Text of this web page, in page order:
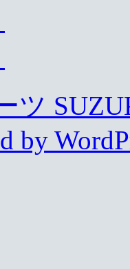
ツ
by